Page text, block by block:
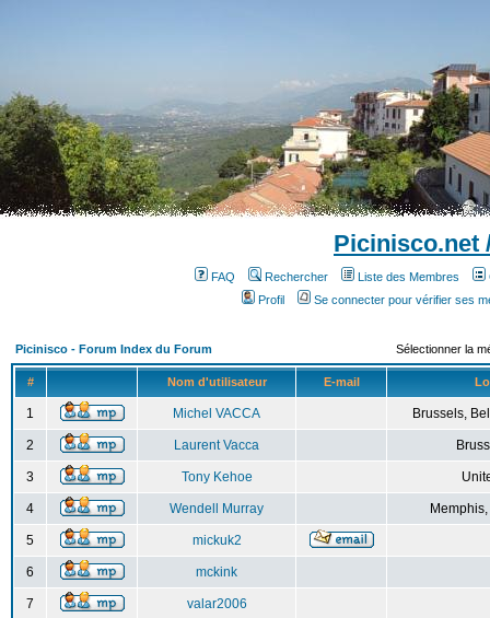
Picinisco.net
FAQ Rechercher Liste des Membres
Profil
Se connecter pour vérifier ses
Picinisco - Forum Index du Forum Sélectionner la
# Nom d'utilisateur E-mail
1 Michel VACCA Brussels,
2 Laurent Vacca
3 Tony Kehoe
4 Wendell Murray
5 mickuk2
6 mckink
7 valar2006